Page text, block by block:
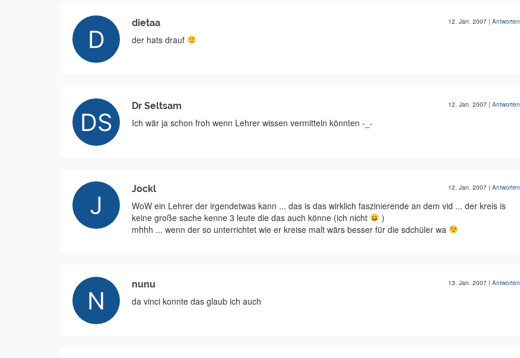
dietaa 12. Jan. 2007 | Antworten
der hats drauf
Dr Seltsam 12. Jan. 2007 | Antworten
Ich wär ja schon froh wenn Lehrer wissen vermitteln könnten -_-
Jockl 12. Jan. 2007 | Antworten
WoW ein Lehrer der irgendetwas kann ... das is das wirklich faszinierende an dem vid ... der kreis is
keine große sache kenne 3 leute die das auch könne (ich nicht
)
mhhh ... wenn der so unterrichtet wie er kreise malt wärs besser für die sdchüler wa
nunu 13. Jan. 2007 | Antworten
da vinci konnte das glaub ich auch